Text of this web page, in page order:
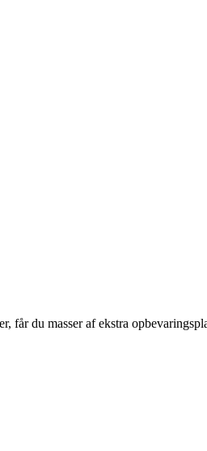
får du masser af ekstra